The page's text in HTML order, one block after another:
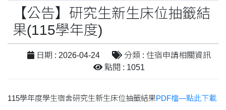
【公告】研究生新生床位抽籤結
果(115學年度)
日期 : 2026-04-24
分類 : 住宿申請相關資訊
點閱 : 1051
115學年度學生宿舍研究生新生床位抽籤結果PDF檔—點此下載